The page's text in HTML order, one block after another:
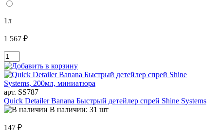
1л
1 567 ₽
арт. SS787
Quick Detailer Banana Быстрый детейлер спрей Shine Systems
В наличии: 31 шт
147 ₽